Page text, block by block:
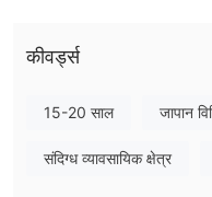
Masumo सिक्योरिटीज जापानी
निदेशक नंबर 12), और लाइसेंस नंबर
मैं Masumo पर क्या व्यापार कर
कीवर्ड्स
15-20 साल जापान
संदिग्ध व्यावसायिक क्षेत्र